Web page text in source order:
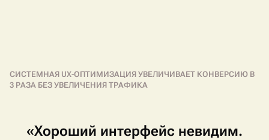
СИСТЕМНАЯ UX-ОПТИМИЗАЦИЯ УВЕЛИЧИВАЕТ КОНВЕРСИЮ В
3 РАЗА БЕЗ УВЕЛИЧЕНИЯ ТРАФИКА
«Хороший интерфейс невидим.